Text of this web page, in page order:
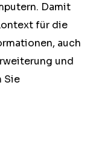
Damit
für die
auch
und
Sie